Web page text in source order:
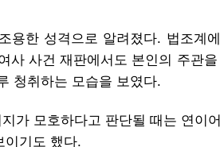
용한 성격으로 알려졌다. 법조계
사 사건 재판에서도 본인의 주관을
청취하는 모습을 보였다.
가 모호하다고 판단될 때는 연이
이기도 했다.